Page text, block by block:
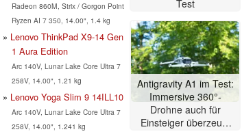
Radeon 860M, Strix / Gorgon Point
Ryzen AI 7 350, 14.00", 1.4 kg
Lenovo ThinkPad X9-14 Gen
1 Aura Edition
Arc 140V, Lunar Lake Core Ultra 7
258V, 14.00", 1.21 kg
Lenovo Yoga Slim 9 14ILL10
Arc 140V, Lunar Lake Core Ultra 7
258V, 14.00", 1.241 kg
Test
Antigravity A1 im Test:
Immersive 360°-
Drohne auch für
Einsteiger überzeugt